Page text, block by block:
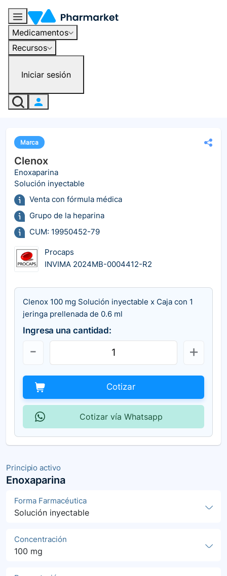
Medicamentos
Recursos
Iniciar sesión
Principio activo
Enoxaparina
Forma Farmacéutica
Solución inyectable
Concentración
100 mg
Marca
Clenox
Enoxaparina
Solución inyectable
Venta con fórmula médica
Grupo de la heparina
CUM: 19950452-79
Procaps
INVIMA 2024MB-0004412-R2
Clenox 100 mg Solución inyectable x Caja con 1
jeringa prellenada de 0.6 ml
Ingresa una cantidad:
Cotizar
Cotizar vía Whatsapp